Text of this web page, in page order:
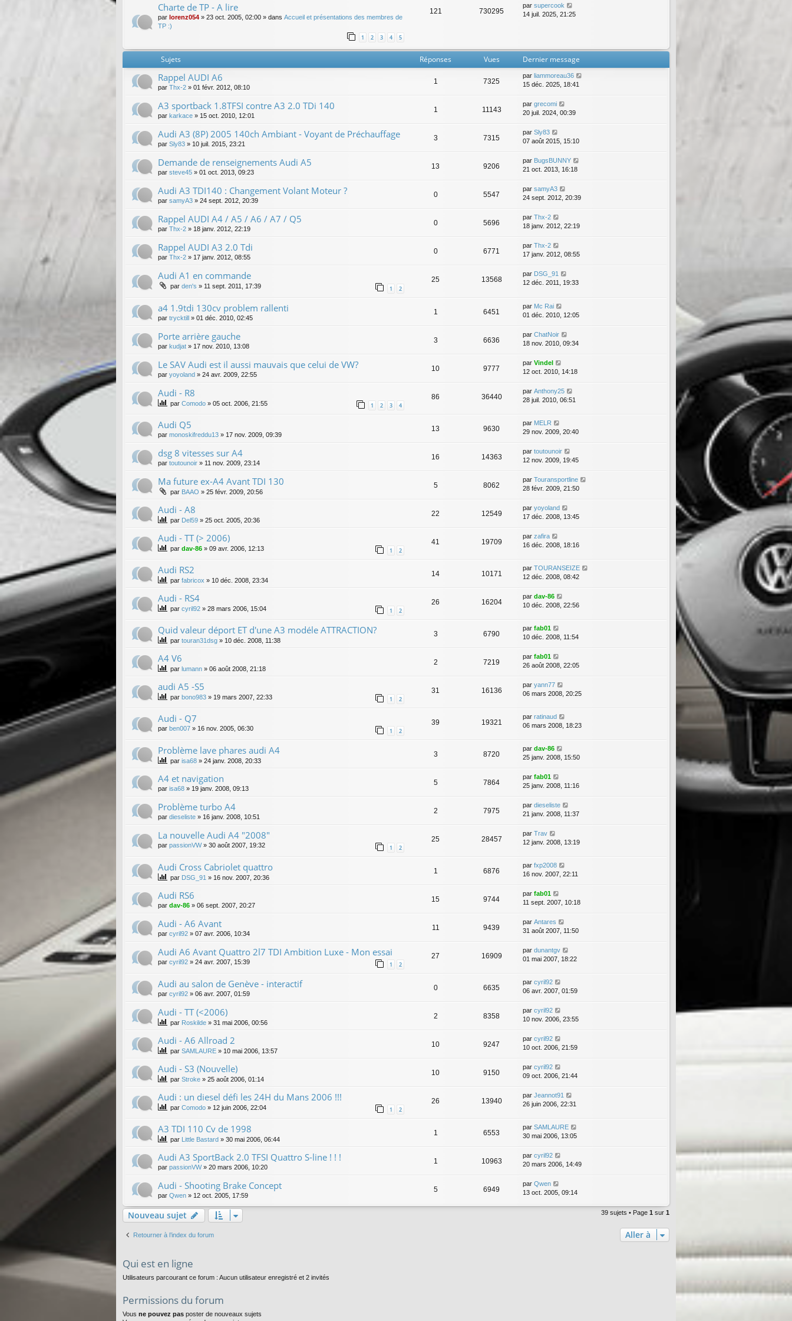
Charte de TP - A lire
par lorenz054 » 23 oct. 2005, 02:00 » dans Accueil et présentations des membres de
TP :)
1 2 3 4 5
121 730295
par supercook
14 juil. 2025, 21:25
Sujets Réponses Vues Dernier message
Rappel AUDI A6
par Thx-2 » 01 févr. 2012, 08:10
1 7325
par liammoreau36
15 déc. 2025, 18:41
A3 sportback 1.8TFSI contre A3 2.0 TDi 140
par karkace » 15 oct. 2010, 12:01
1 11143
par grecomi
20 juil. 2024, 00:39
Audi A3 (8P) 2005 140ch Ambiant - Voyant de Préchauffage
par Sly83 » 10 juil. 2015, 23:21
3 7315
par Sly83
07 août 2015, 15:10
Demande de renseignements Audi A5
par steve45 » 01 oct. 2013, 09:23
13 9206
par BugsBUNNY
21 oct. 2013, 16:18
Audi A3 TDI140 : Changement Volant Moteur ?
par samyA3 » 24 sept. 2012, 20:39
0 5547
par samyA3
24 sept. 2012, 20:39
Rappel AUDI A4 / A5 / A6 / A7 / Q5
par Thx-2 » 18 janv. 2012, 22:19
0 5696
par Thx-2
18 janv. 2012, 22:19
Rappel AUDI A3 2.0 Tdi
par Thx-2 » 17 janv. 2012, 08:55
0 6771
par Thx-2
17 janv. 2012, 08:55
Audi A1 en commande
par den's » 11 sept. 2011, 17:39 1 2
25 13568
par DSG_91
12 déc. 2011, 19:33
a4 1.9tdi 130cv problem rallenti
par trycktill » 01 déc. 2010, 02:45
1 6451
par Mc Rai
01 déc. 2010, 12:05
Porte arrière gauche
par kudjat » 17 nov. 2010, 13:08
3 6636
par ChatNoir
18 nov. 2010, 09:34
Le SAV Audi est il aussi mauvais que celui de VW?
par yoyoland » 24 avr. 2009, 22:55
10 9777
par Vindel
12 oct. 2010, 14:18
Audi - R8
par Comodo » 05 oct. 2006, 21:55 1 2 3 4
86 36440
par Anthony25
28 juil. 2010, 06:51
Audi Q5
par monoskifreddu13 » 17 nov. 2009, 09:39
13 9630
par MELR
29 nov. 2009, 20:40
dsg 8 vitesses sur A4
par toutounoir » 11 nov. 2009, 23:14
16 14363
par toutounoir
12 nov. 2009, 19:45
Ma future ex-A4 Avant TDI 130
par BAAO » 25 févr. 2009, 20:56
5 8062
par Touransportline
28 févr. 2009, 21:50
Audi - A8
par Del59 » 25 oct. 2005, 20:36
22 12549
par yoyoland
17 déc. 2008, 13:45
Audi - TT (> 2006)
par dav-86 » 09 avr. 2006, 12:13 1 2
41 19709
par zafira
16 déc. 2008, 18:16
Audi RS2
par fabricox » 10 déc. 2008, 23:34
14 10171
par TOURANSEIZE
12 déc. 2008, 08:42
Audi - RS4
par cyril92 » 28 mars 2006, 15:04 1 2
26 16204
par dav-86
10 déc. 2008, 22:56
Quid valeur déport ET d'une A3 modéle ATTRACTION?
par touran31dsg » 10 déc. 2008, 11:38
3 6790
par fab01
10 déc. 2008, 11:54
A4 V6
par lumann » 06 août 2008, 21:18
2 7219
par fab01
26 août 2008, 22:05
audi A5 -S5
par bono983 » 19 mars 2007, 22:33 1 2
31 16136
par yann77
06 mars 2008, 20:25
Audi - Q7
par ben007 » 16 nov. 2005, 06:30 1 2
39 19321
par ratinaud
06 mars 2008, 18:23
Problème lave phares audi A4
par isa68 » 24 janv. 2008, 20:33
3 8720
par dav-86
25 janv. 2008, 15:50
A4 et navigation
par isa68 » 19 janv. 2008, 09:13
5 7864
par fab01
25 janv. 2008, 11:16
Problème turbo A4
par dieseliste » 16 janv. 2008, 10:51
2 7975
par dieseliste
21 janv. 2008, 11:37
La nouvelle Audi A4 "2008"
par passionVW» 30 août 2007, 19:32 1 2
25 28457
par Trav
12 janv. 2008, 13:19
Audi Cross Cabriolet quattro
par DSG_91 » 16 nov. 2007, 20:36
1 6876
par fxp2008
16 nov. 2007, 22:11
Audi RS6
par dav-86 » 06 sept. 2007, 20:27
15 9744
par fab01
11 sept. 2007, 10:18
Audi - A6 Avant
par cyril92 » 07 avr. 2006, 10:34
11 9439
par Antares
31 août 2007, 11:50
Audi A6 Avant Quattro 2l7 TDI Ambition Luxe - Mon essai
par cyril92 » 24 avr. 2007, 15:39 1 2
27 16909
par dunantgv
01 mai 2007, 18:22
Audi au salon de Genève - interactif
par cyril92 » 06 avr. 2007, 01:59
0 6635
par cyril92
06 avr. 2007, 01:59
Audi - TT (<2006)
par Roskilde » 31 mai 2006, 00:56
2 8358
par cyril92
10 nov. 2006, 23:55
Audi - A6 Allroad 2
par SAMLAURE » 10 mai 2006, 13:57
10 9247
par cyril92
10 oct. 2006, 21:59
Audi - S3 (Nouvelle)
par Stroke » 25 août 2006, 01:14
10 9150
par cyril92
09 oct. 2006, 21:44
Audi : un diesel défi les 24H du Mans 2006 !!!
par Comodo » 12 juin 2006, 22:04 1 2
26 13940
par Jeannot91
26 juin 2006, 22:31
A3 TDI 110 Cv de 1998
par Little Bastard » 30 mai 2006, 06:44
1 6553
par SAMLAURE
30 mai 2006, 13:05
Audi A3 SportBack 2.0 TFSI Quattro S-line ! ! !
par passionVW» 20 mars 2006, 10:20
1 10963
par cyril92
20 mars 2006, 14:49
Audi - Shooting Brake Concept
par Qwen » 12 oct. 2005, 17:59
5 6949
par Qwen
13 oct. 2005, 09:14
Nouveau sujet 39 sujets • Page 1 sur 1
Retourner à l’index du forum Aller à
Qui est en ligne
Utilisateurs parcourant ce forum : Aucun utilisateur enregistré et 2 invités
Permissions du forum
Vous ne pouvez pas poster de nouveaux sujets